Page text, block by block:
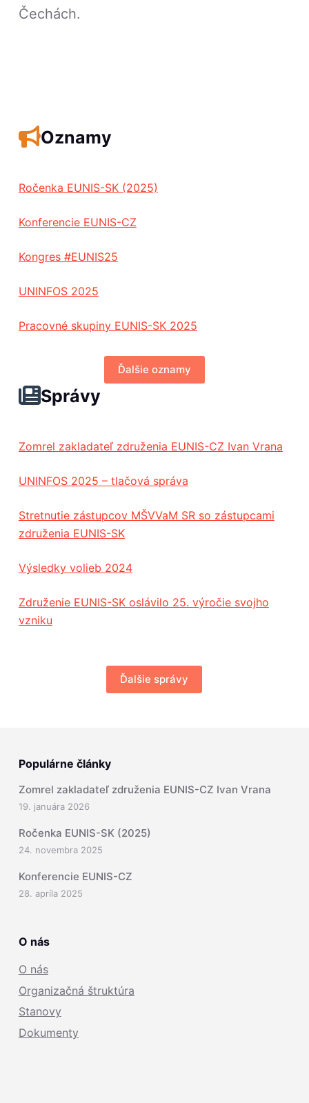
Čechách.
Oznamy
Ročenka EUNIS-SK (2025)
Konferencie EUNIS-CZ
Kongres #EUNIS25
UNINFOS 2025
Pracovné skupiny EUNIS-SK 2025
Ďalšie oznamy
Správy
Zomrel zakladateľ združenia EUNIS-CZ Ivan Vrana
UNINFOS 2025 – tlačová správa
Stretnutie zástupcov MŠVVaM SR so zástupcami
združenia EUNIS-SK
Výsledky volieb 2024
Združenie EUNIS-SK oslávilo 25. výročie svojho
vzniku
Ďalšie správy
Populárne články
Zomrel zakladateľ združenia EUNIS-CZ Ivan Vrana
19. januára 2026
Ročenka EUNIS-SK (2025)
24. novembra 2025
Konferencie EUNIS-CZ
28. apríla 2025
O nás
O nás
Organizačná štruktúra
Stanovy
Dokumenty